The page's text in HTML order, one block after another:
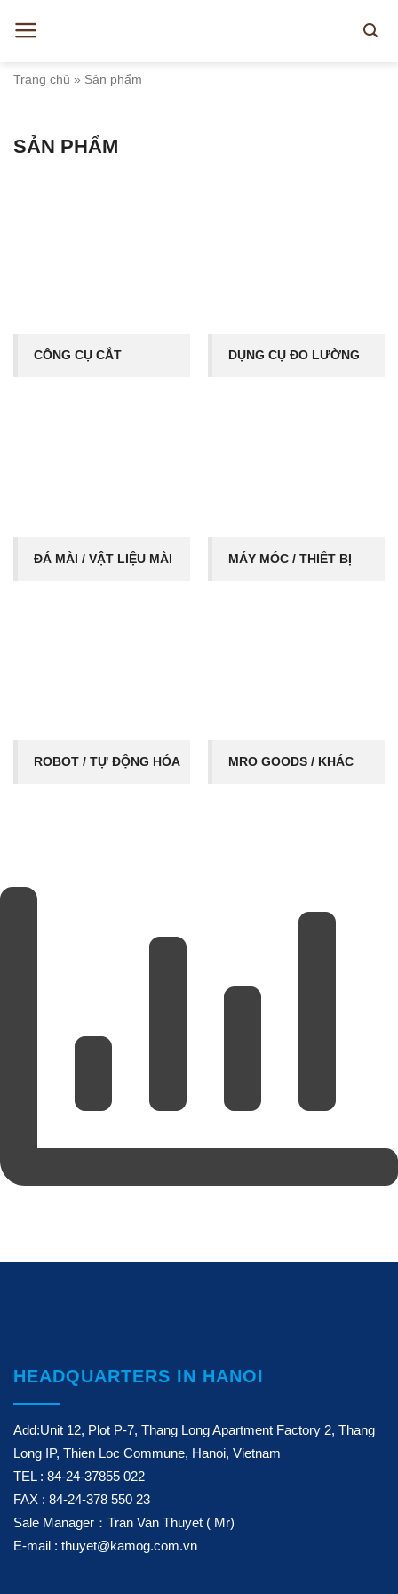
Trang chủ » Sản phẩm
SẢN PHẨM
CÔNG CỤ CẮT DỤNG CỤ ĐO LƯỜNG
ĐÁ MÀI / VẬT LIỆU MÀI MÁY MÓC / THIẾT BỊ
ROBOT / TỰ ĐỘNG HÓA MRO GOODS / KHÁC
HEADQUARTERS IN HANOI
Add:Unit 12, Plot P-7, Thang Long Apartment Factory 2, Thang
Long IP, Thien Loc Commune, Hanoi, Vietnam
TEL : 84-24-37855 022
FAX : 84-24-378 550 23
Sale Manager：Tran Van Thuyet ( Mr)
E-mail : thuyet@kamog.com.vn